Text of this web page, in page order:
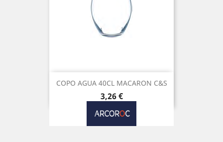
COPO AGUA 40CL MACARON C&S
Preço
3,26 €